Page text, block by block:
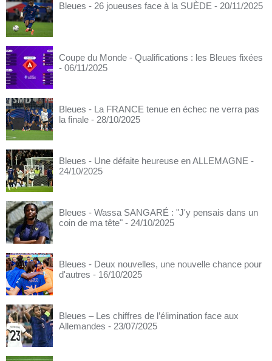
Bleues - 26 joueuses face à la SUÈDE - 20/11/2025
Coupe du Monde - Qualifications : les Bleues fixées
- 06/11/2025
Bleues - La FRANCE tenue en échec ne verra pas
la finale - 28/10/2025
Bleues - Une défaite heureuse en ALLEMAGNE -
24/10/2025
Bleues - Wassa SANGARÉ : "J'y pensais dans un
coin de ma tête" - 24/10/2025
Bleues - Deux nouvelles, une nouvelle chance pour
d'autres - 16/10/2025
Bleues – Les chiffres de l’élimination face aux
Allemandes - 23/07/2025